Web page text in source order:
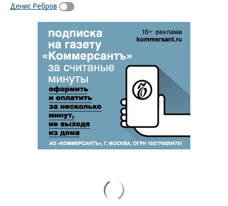
Денис Ребров